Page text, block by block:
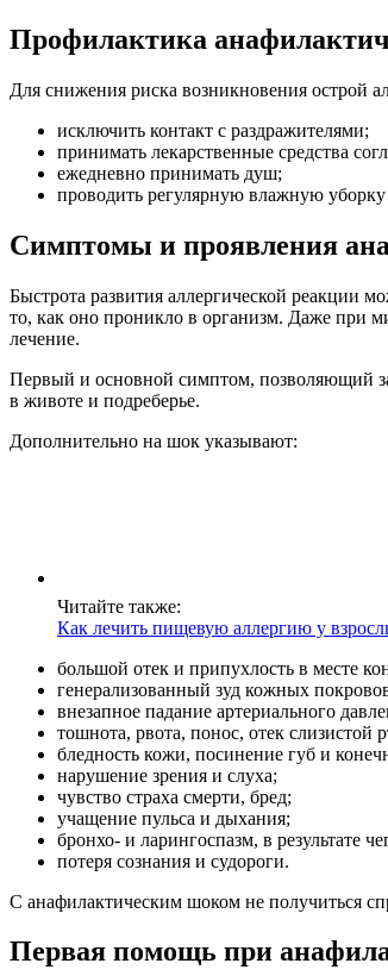
Профилактика
Для снижения риска возникновения острой
исключить контакт с раздражителями;
принимать лекарственные средства
ежедневно принимать душ;
проводить регулярную влажную
Симптомы и проявления
Быстрота развития аллергической реакции
то, как оно проникло в организм. Даже при
лечение.
Первый и основной симптом, позволяющий
в животе и подреберье.
Дополнительно на шок указывают:
Читайте также:
Как лечить пищевую аллергию у
большой отек и припухлость в месте
генерализованный зуд кожных
внезапное падание артериального
тошнота, рвота, понос, отек слизистой
бледность кожи, посинение губ и
нарушение зрения и слуха;
чувство страха смерти, бред;
учащение пульса и дыхания;
бронхо- и ларингоспазм, в результате
потеря сознания и судороги.
С анафилактическим шоком не получиться
Первая помощь при